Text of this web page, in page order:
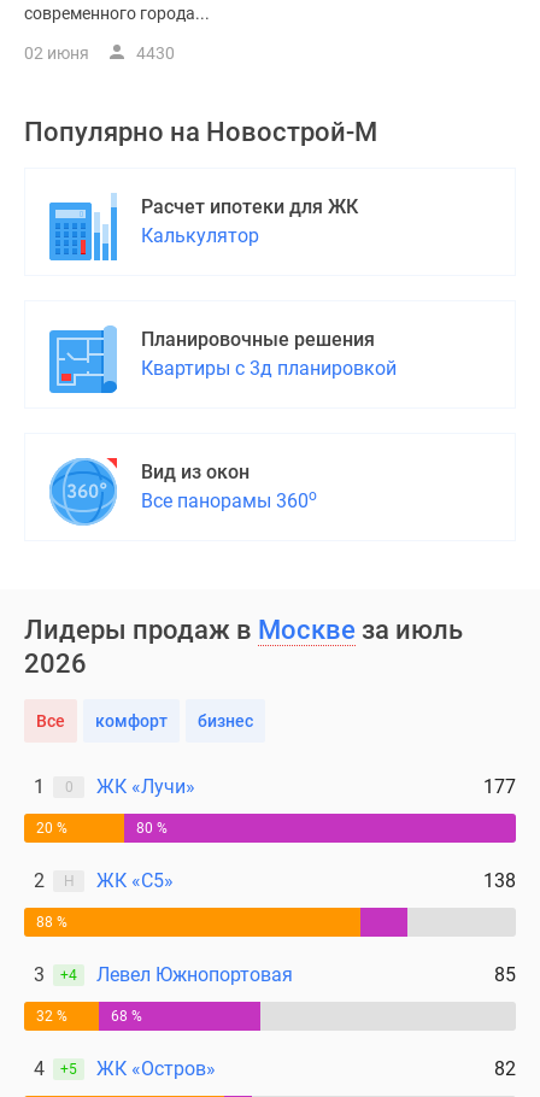
современного города...
02 июня 4430
Популярно на Новострой-М
Расчет ипотеки для ЖК
Калькулятор
Планировочные решения
Квартиры с 3д планировкой
Вид из окон
Все панорамы 360о
Лидеры продаж в Москве за июль
2026
Все комфорт бизнес
1 0 ЖК «Лучи» 177
20 % 80 %
2 Н ЖК «С5» 138
88 %
3 +4 Левел Южнопортовая 85
32 % 68 %
4 +5 ЖК «Остров» 82